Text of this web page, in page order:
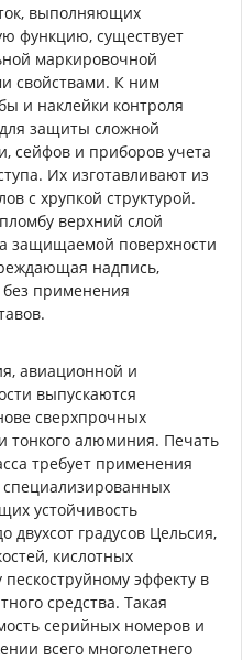
выполняющих
функцию, существует
маркировочной
свойствами. К ним
и наклейки контроля
защиты сложной
сейфов и приборов учета
Их изготавливают из
с хрупкой структурой.
верхний слой
защищаемой поверхности
надпись,
применения
авиационной и
выпускаются
сверхпрочных
тонкого алюминия. Печать
требует применения
устойчивость
двухсот градусов Цельсия,
кислотных
эффекту в
средства. Такая
серийных номеров и
всего многолетнего